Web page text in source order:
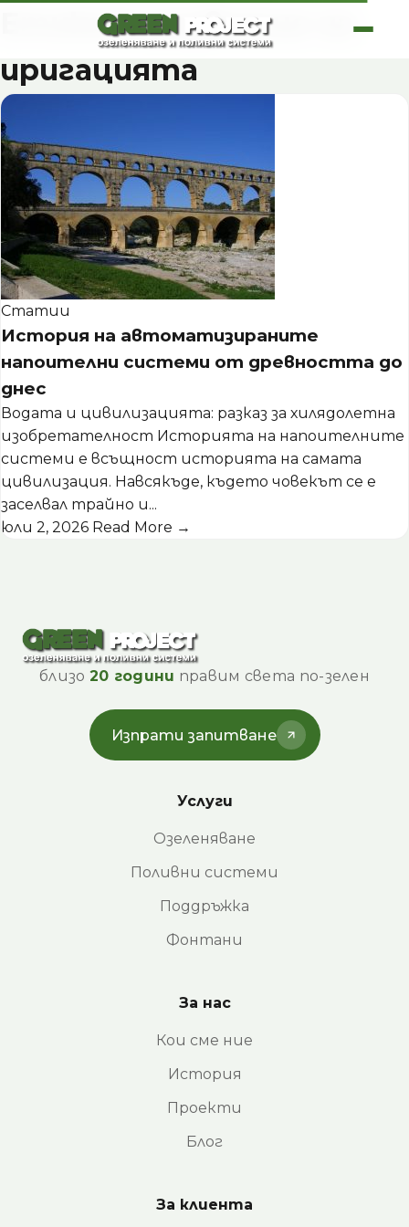
Етикет:развитие на
иригацията
Статии
История на автоматизираните
напоителни системи от древността до
днес
Водата и цивилизацията: разказ за хилядолетна
изобретателност Историята на напоителните
системи е всъщност историята на самата
цивилизация. Навсякъде, където човекът се е
заселвал трайно и...
юли 2, 2026 Read More →
близо 20 години правим света по-зелен
Изпрати запитване
Услуги
Озеленяване
Поливни системи
Поддръжка
Фонтани
За нас
Кои сме ние
История
Проекти
Блог
За клиента